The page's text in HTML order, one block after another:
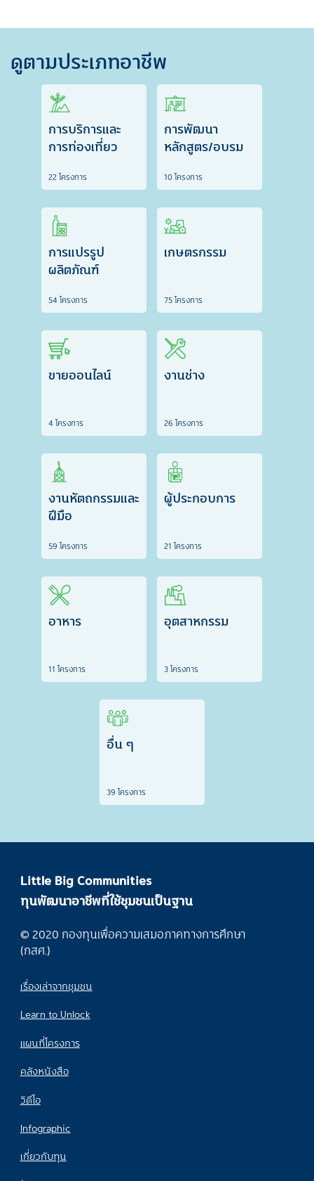
ดูตามประเภทอาชีพ
การบริการและ
การท่องเที่ยว
22 โครงการ
การพัฒนา
หลักสูตร/อบรม
10 โครงการ
การแปรรูป
ผลิตภัณฑ์
54 โครงการ
เกษตรกรรม
75 โครงการ
ขายออนไลน์
4 โครงการ
งานช่าง
26 โครงการ
งานหัตถกรรมและ
ฝีมือ
59 โครงการ
ผู้ประกอบการ
21 โครงการ
อาหาร
11 โครงการ
อุตสาหกรรม
3 โครงการ
อื่น ๆ
39 โครงการ
Little Big Communities
ทุนพัฒนาอาชีพที่ใช้ชุมชนเป็นฐาน
© 2020 กองทุนเพื่อความเสมอภาคทางการศึกษา
(กสศ.)
เรื่องเล่าจากชุมชน
Learn to Unlock
แผนที่โครงการ
คลังหนังสือ
วิดีโอ
Infographic
เกี่ยวกับทุน